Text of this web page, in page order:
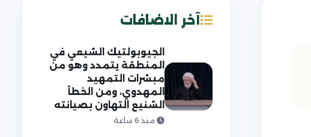
آخر الاضافات
الجيوبولتيك الشيعي في
المنطقة يتمدد وهو من
مبشرات التمهيد
المهدوي، ومن الخطأ
الشنيع التهاون بصيانته
منذ 6 ساعة